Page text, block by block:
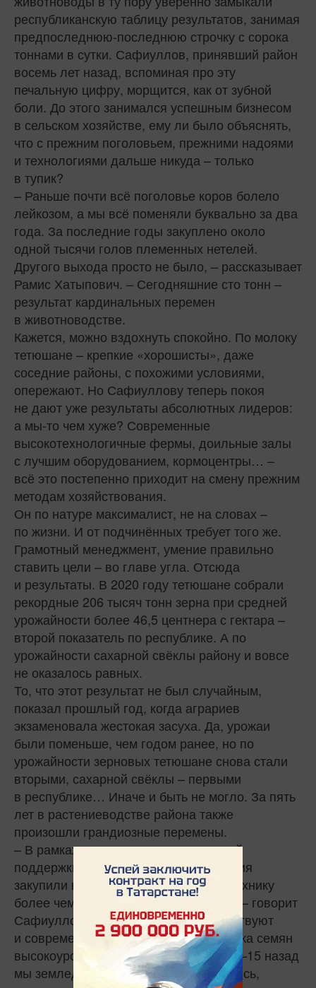
республиканскую таблицу результатов, занимая
предпоследнюю-последнюю строчку с сорока
тоннами в сутки. Сафиуллов, принявший район
восемь лет назад, вспоминая про эту
печальную цифру, морщится, как от зубной
боли. До этого занимался успешным бизнесом
в сельском хозяйстве, ему ли было объяснять,
что с прежним поголовьем, прежними надоями
и технологиями дальше никуда – только
в тупик?
– Раньше почти всё поголовье коров болело
лейкозом, а мы всё поменяли буквально за два
года. За последние годы закуплено около
одной тысячи голов племенных нетелей.
Другого выхода просто не было, – рассказывает
Рамис Хатыпович. – Сегодняшние сто тонн –
результат кардинальных перемен
в животноводстве.
Кажется, можно вздохнуть спокойно. По молоку
тетюшане – крепкие «хорошисты», даже
соседние районы, с похожими условиями,
опережают. Но Сафиуллову теперь покоя
не дают уже результаты абсолютных лидеров:
а мы-то чем хуже? Современные
высокотехнологичные фермы, доильные залы
с лучшим оборудованием, кормоцентры… –
всё это постепенно приходит на смену прежним
методам хозяйствования.
Он по натуре максималист, не на словах –
по жизни. И от подчинённых требует того же.
Грамотный менеджмент, умение правильно
ставить цели – во главе угла. Отсюда
и результаты. В 2020 году тетюшане собрали
рекордные 206 тысяч тонн зерна при средней
урожайности более 46,5 центнера с гектара –
второй показатель по республике. А по
урожайности сахарной свёклы району и вовсе
не оказалось равных.
То, что этот результат не был случайным,
показал прошлый год, когда аграриев
экзаменовала жестокая засуха. Да, урожаи
были поменьше, чем годом ранее, но по
урожайности зерновых тетюшане снова стали
вторыми, сахарной свёклы – первыми
в республике… Иначе и быть не могло. За пять
лет в растениеводстве района также
произошли грандиозные перемены.
– В рамках программ государственной
поддержки наши сельхозформирования
закупили высокопроизводительную технику
более чем на два миллиарда рублей, – говорит
Сафиуллов. – Росту урожаев способствуют
и современные агротехнологии, закупка семян
высокоурожайных сортов. Ещё лет 10–15 назад
мы земледельцам Германии удивлялись,